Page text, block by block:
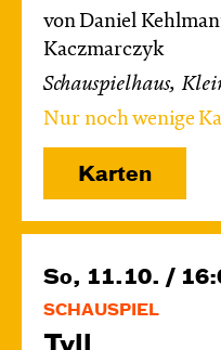
von Daniel
Kaczmarczyk
Schauspielhaus,
Nur noch wenige
Karten
So, 11.10. /
SCHAUSPIEL